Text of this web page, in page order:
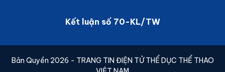
Kết luận số 70-KL/TW
Bản Quyền 2026 - TRANG TIN ĐIỆN TỬ THỂ DỤC THỂ THAO